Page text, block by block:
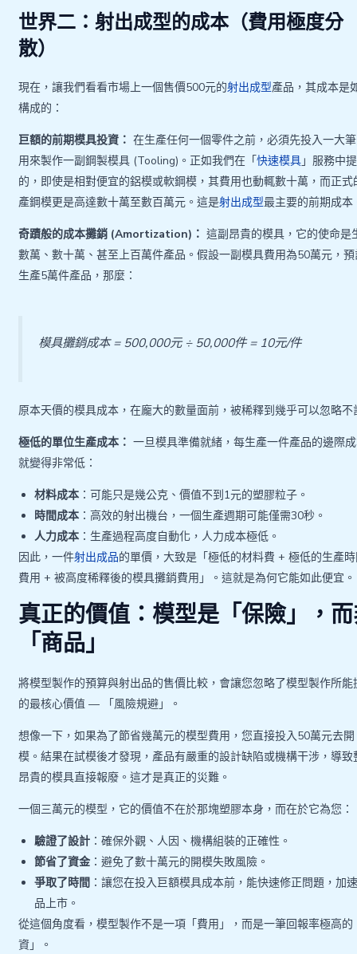
世界二：射出成型的成本（費用極度分
散）
現在，讓我們看看市場上一個售價500元的射出成型產品，其成本是
構成的：
巨額的前期模具投資： 在生產任何一個零件之前，必須先投入一大
用來製作一副鋼製模具 (Tooling)。正如我們在「快速模具」服務中
的，即使是相對便宜的鋁模或軟鋼模，其費用也動輒數十萬，而正式
產鋼模更是高達數十萬至數百萬元。這是射出成型最主要的前期成本
奇蹟般的成本攤銷 (Amortization)： 這副昂貴的模具，它的使命是
數萬、數十萬、甚至上百萬件產品。假設一副模具費用為50萬元，
生產5萬件產品，那麼：
模具攤銷成本 = 500,000元 ÷ 50,000件 = 10元/件
原本天價的模具成本，在龐大的數量面前，被稀釋到幾乎可以忽略不
極低的單位生產成本： 一旦模具準備就緒，每生產一件產品的邊際
就變得非常低：
材料成本 ：可能只是幾公克、價值不到1元的塑膠粒子。
時間成本 ：高效的射出機台，一個生產週期可能僅需30秒。
人力成本 ：生產過程高度自動化，人力成本極低。
因此，一件射出成品的單價，大致是「極低的材料費 + 極低的生產
費用 + 被高度稀釋後的模具攤銷費用」。這就是為何它能如此便宜。
真正的價值：模型是「保險」，
「商品」
將模型製作的預算與射出品的售價比較，會讓您忽略了模型製作所能
的最核心價值 — 「風險規避」。
想像一下，如果為了節省幾萬元的模型費用，您直接投入50萬元去開
模。結果在試模後才發現，產品有嚴重的設計缺陷或機構干涉，導致
昂貴的模具直接報廢。這才是真正的災難。
一個三萬元的模型，它的價值不在於那塊塑膠本身，而在於它為您：
驗證了設計 ：確保外觀、人因、機構組裝的正確性。
節省了資金 ：避免了數十萬元的開模失敗風險。
爭取了時間 ：讓您在投入巨額模具成本前，能快速修正問題，加
品上市。
從這個角度看，模型製作不是一項「費用」，而是一筆回報率極高的
資」。